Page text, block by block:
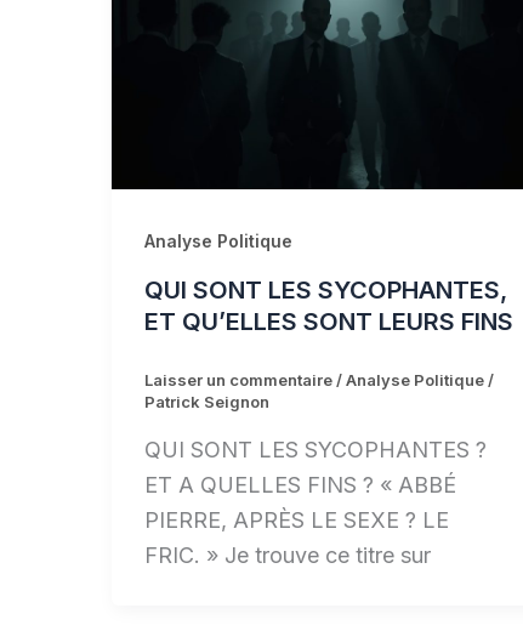
Analyse Politique
QUI SONT LES SYCOPHANTES,
ET QU’ELLES SONT LEURS FINS
Laisser un commentaire/Analyse Politique/
Patrick Seignon
QUI SONT LES SYCOPHANTES ?
ET A QUELLES FINS ? « ABBÉ
PIERRE, APRÈS LE SEXE ? LE
FRIC. » Je trouve ce titre sur